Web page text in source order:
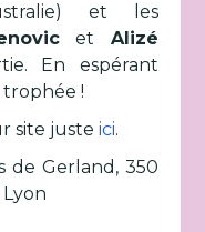
et les
et Alizé
En espérant
trophée !
site justeici.
de Gerland, 350